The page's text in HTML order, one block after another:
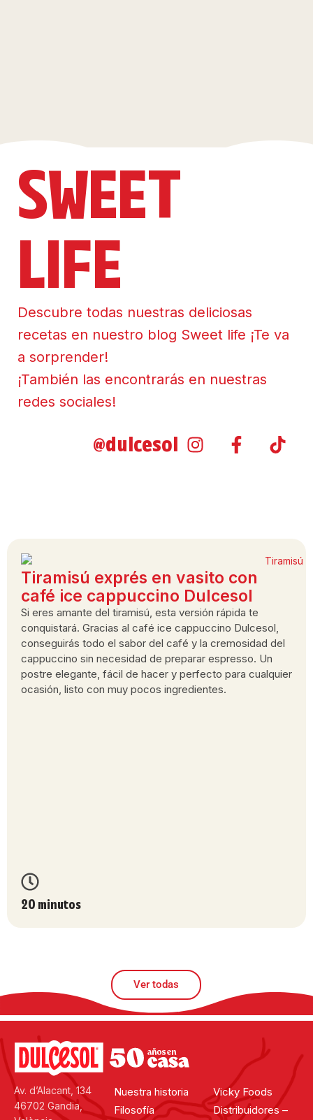
SWEET
LIFE
Descubre todas nuestras deliciosas
recetas en nuestro blog Sweet life ¡Te va
a sorprender!
¡También las encontrarás en nuestras
redes sociales!
@dulcesol
Tiramisú exprés en vasito con
café ice cappuccino Dulcesol
Si eres amante del tiramisú, esta versión rápida te
conquistará. Gracias al café ice cappuccino Dulcesol,
conseguirás todo el sabor del café y la cremosidad del
cappuccino sin necesidad de preparar espresso. Un
postre elegante, fácil de hacer y perfecto para cualquier
ocasión, listo con muy pocos ingredientes.
20 minutos
Ver todas
Av. d’Alacant, 134
46702 Gandia,
Nuestra historia
Filosofía
Vicky Foods
Distribuidores –